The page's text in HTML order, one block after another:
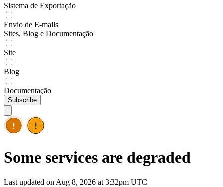
Sistema de Exportação
Envio de E-mails
Sites, Blog e Documentação
Site
Blog
Documentação
Subscribe
Some services are degraded
Last updated on Aug 8, 2026 at 3:32pm UTC